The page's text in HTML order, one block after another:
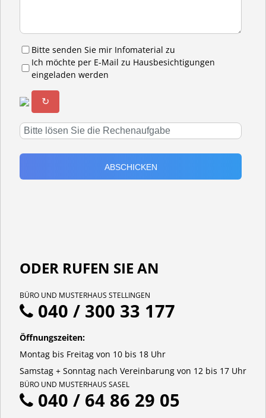
Bitte senden Sie mir Infomaterial zu
Ich möchte per E-Mail zu Hausbesichtigungen
eingeladen werden
↻
ODER RUFEN SIE AN
BÜRO UND MUSTERHAUS STELLINGEN
040 / 300 33 177
Öffnungszeiten:
Montag bis Freitag von 10 bis 18 Uhr
Samstag + Sonntag nach Vereinbarung von 12 bis 17 Uhr
BÜRO UND MUSTERHAUS SASEL
040 / 64 86 29 05